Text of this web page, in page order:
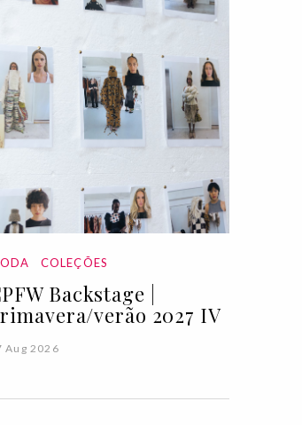
COLEÇÕES
Backstage |
verão 2027 IV
Aug 2026